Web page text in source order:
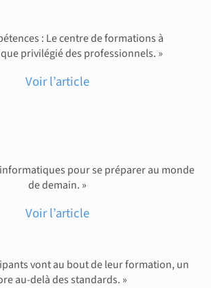
: Le centre de formations à
privilégié des professionnels. »
Voir l’article
pour se préparer au monde
de demain. »
Voir l’article
vont au bout de leur formation, un
au-delà des standards. »